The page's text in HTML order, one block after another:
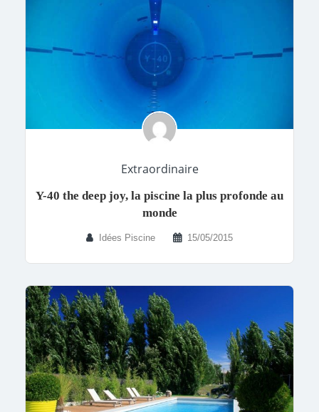
Extraordinaire
Y-40 the deep joy, la piscine la plus profonde au
monde
Idées Piscine 15/05/2015